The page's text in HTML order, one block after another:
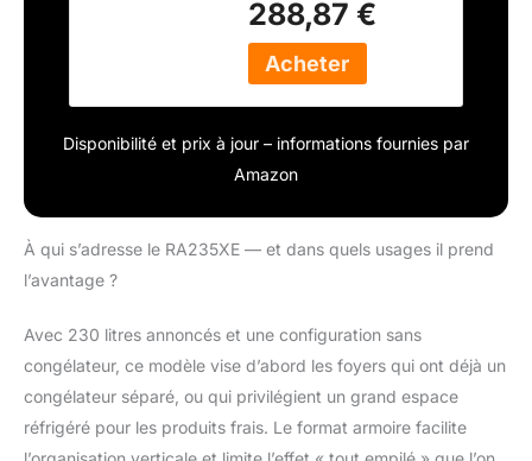
pratiques (55 x 55 x
142 cm) pour une
intégration facile dans
moderne qui apporte
une touche élégante et
intérieur. 4 clayettes en
verre amovibles pour
balconnets de porte
pour organiser
facilement bouteilles,
sauces et petits
288,87 €
Disponibilité et prix à jour – informations fournies par
Amazon
À qui s’adresse le RA235XE — et dans quels usages il prend
l’avantage ?
Avec 230 litres annoncés et une configuration sans
congélateur, ce modèle vise d’abord les foyers qui ont déjà un
congélateur séparé, ou qui privilégient un grand espace
réfrigéré pour les produits frais. Le format armoire facilite